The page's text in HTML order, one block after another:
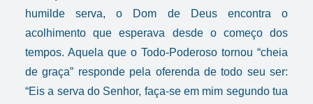
humilde serva, o Dom de Deus encontra o
acolhimento que esperava desde o começo dos
tempos. Aquela que o Todo-Poderoso tornou “cheia
de graça” responde pela oferenda de todo seu ser:
“Eis a serva do Senhor, faça-se em mim segundo tua